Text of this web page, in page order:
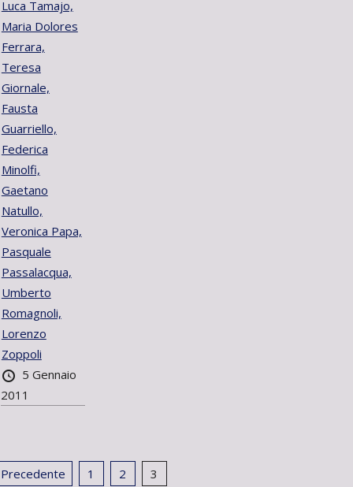
Luca Tamajo,
Maria Dolores
Ferrara,
Teresa
Giornale,
Fausta
Guarriello,
Federica
Minolfi,
Gaetano
Natullo,
Veronica Papa,
Pasquale
Passalacqua,
Umberto
Romagnoli,
Lorenzo
Zoppoli
5 Gennaio
2011
Precedente 1 2 3